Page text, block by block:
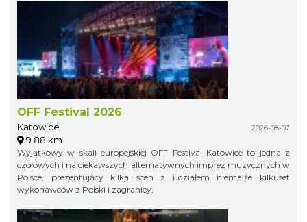
OFF Festival 2026
Katowice 2026-08-07
9.88 km
Wyjątkowy w skali europejskiej OFF Festival Katowice to jedna z
czołowych i najciekawszych alternatywnych imprez muzycznych w
Polsce, prezentujący kilka scen z udziałem niemalże kilkuset
wykonawców z Polski i zagranicy.